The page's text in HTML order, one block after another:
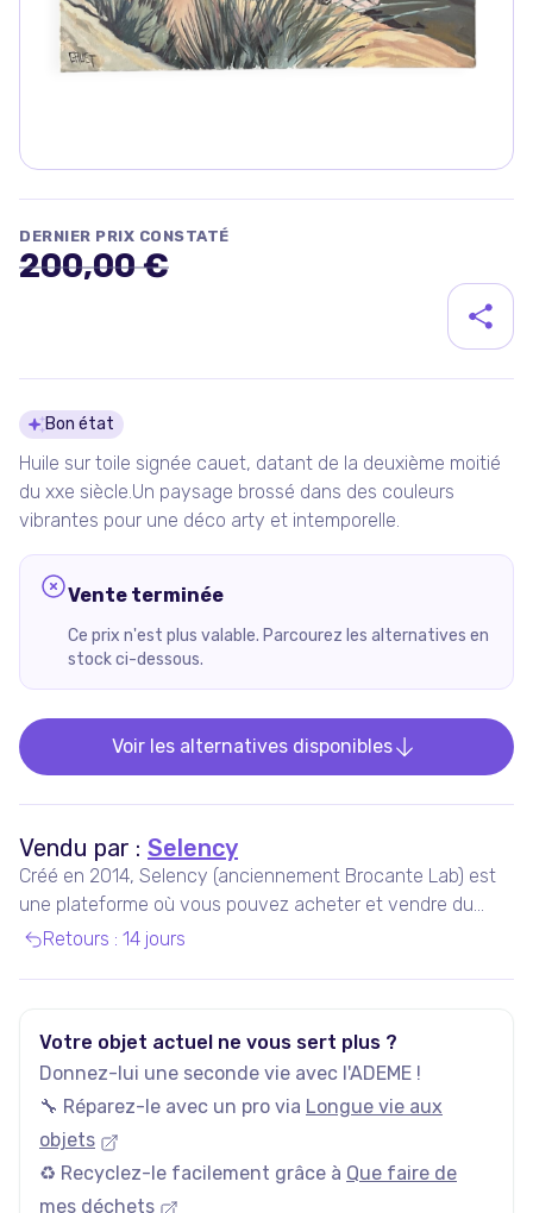
DERNIER PRIX CONSTATÉ
200,00 €
Détails du produit
Bon état
Huile sur toile signée cauet, datant de la deuxième moitié
du xxe siècle.Un paysage brossé dans des couleurs
vibrantes pour une déco arty et intemporelle.
Vente terminée
Ce prix n'est plus valable. Parcourez les alternatives en
stock ci-dessous.
Voir les alternatives disponibles
Vendu par : Selency
Créé en 2014, Selency (anciennement Brocante Lab) est
une plateforme où vous pouvez acheter et vendre du
mobilier et des décorations uniques de seconde main,
Retours : 14 jours
Votre objet actuel ne vous sert plus ?
Donnez-lui une seconde vie avec l'ADEME !
🔧 Réparez-le avec un pro via Longue vie aux
objets
♻️ Recyclez-le facilement grâce à Que faire de
mes déchets